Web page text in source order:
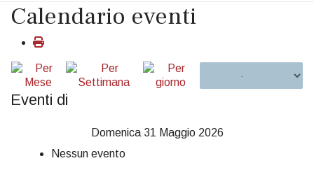
Calendario eventi
Eventi di
Domenica 31 Maggio 2026
Nessun evento